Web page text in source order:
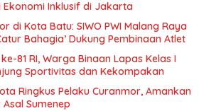
Inklusif di Jakarta
di Kota Batu: SIWO PWI Malang Raya
Bahagia’ Dukung Pembinaan Atlet
81 RI, Warga Binaan Lapas Kelas I
Sportivitas dan Kekompakan
Ringkus Pelaku Curanmor, Amankan
Sumenep